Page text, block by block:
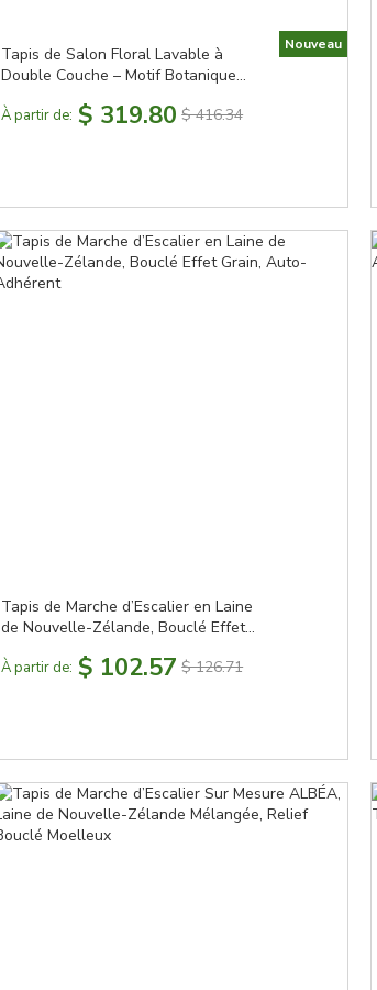
Tapis de Salon Floral Lavable à
Double Couche – Motif Botanique
À partir de: $ 319.80 $ 416.34
Nouveau
Tapis de Marche d’Escalier en Laine
de Nouvelle-Zélande, Bouclé Effet
À partir de: $ 102.57 $ 126.71